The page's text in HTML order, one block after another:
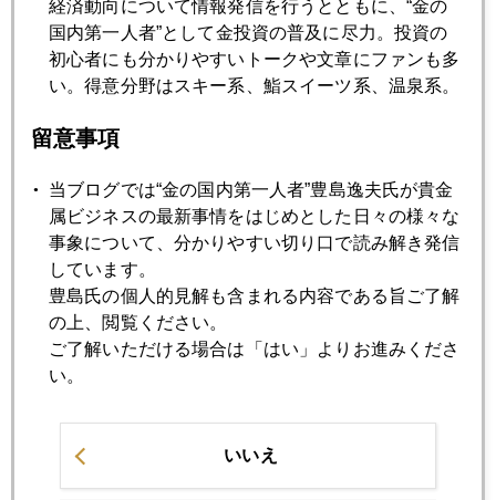
2019年01月31日
金、続騰
市場が注目するＦＲＢの「ステルス」利上げ
2019年01月28日
金１３００ドル突破
2019年01月25日
経済動向について情報発信を行うとともに、“金の
国内第一人者”として金投資の普及に尽力。投資の
初心者にも分かりやすいトークや文章にファンも多
い。得意分野はスキー系、鮨スイーツ系、温泉系。
留意事項
当ブログでは“金の国内第一人者”豊島逸夫氏が貴金
属ビジネスの最新事情をはじめとした日々の様々な
事象について、分かりやすい切り口で読み解き発信
しています。
豊島氏の個人的見解も含まれる内容である旨ご了解
の上、閲覧ください。
ご了解いただける場合は「はい」よりお進みくださ
い。
いいえ